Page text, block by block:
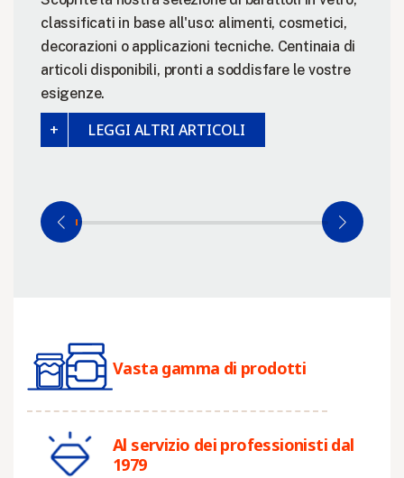
classificati in base all'uso: alimenti, cosmetici,
decorazioni o applicazioni tecniche. Centinaia di
articoli disponibili, pronti a soddisfare le vostre
esigenze.
LEGGI ALTRI ARTICOLI
Vasta gamma di prodotti
Al servizio dei professionisti dal
1979